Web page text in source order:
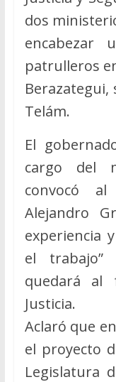
dos
encabezar
patrulleros
Berazategui,
Telám.
El
cargo del
convocó
Alejandro
experiencia
el trabajo”
quedará al
Justicia.
Aclaró que
el proyecto
Legislatura